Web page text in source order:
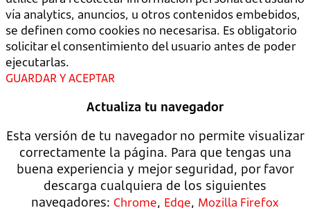
vía analytics, anuncios, u otros contenidos embebidos,
se definen como cookies no necesarisa. Es obligatorio
solicitar el consentimiento del usuario antes de poder
ejecutarlas.
GUARDAR Y ACEPTAR
Actualiza tu navegador
Esta versión de tu navegador no permite visualizar
correctamente la página. Para que tengas una
buena experiencia y mejor seguridad, por favor
descarga cualquiera de los siguientes
navegadores: Chrome, Edge, Mozilla Firefox